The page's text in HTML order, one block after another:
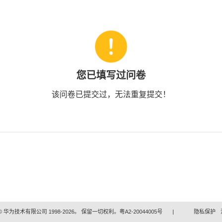
您已填写过问卷
该问卷已提交过，无法重复提交！
华为技术有限公司 1998-2026。 保留一切权利。粤A2-20044005号 | 隐私保护